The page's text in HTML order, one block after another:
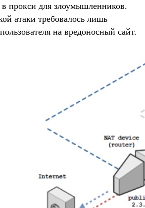
в прокси для злоумышленников.
атаки требовалось лишь
на вредоносный сайт.